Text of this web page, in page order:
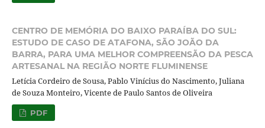
CENTRO DE MEMÓRIA DO BAIXO PARAÍBA DO SUL:
ESTUDO DE CASO DE ATAFONA, SÃO JOÃO DA
BARRA, PARA UMA MELHOR COMPREENSÃO DA PESCA
ARTESANAL NA REGIÃO NORTE FLUMINENSE
Letícia Cordeiro de Sousa, Pablo Vinícius do Nascimento, Juliana
de Souza Monteiro, Vicente de Paulo Santos de Oliveira
PDF